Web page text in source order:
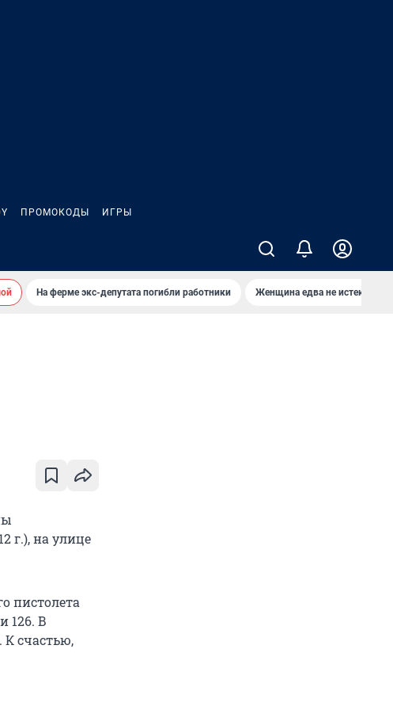
ПРОМОКОДЫ ИГРЫ
На ферме экс-депутата погибли работники Женщина едва не истекла
г.), на улице
пистолета
126. В
К счастью,